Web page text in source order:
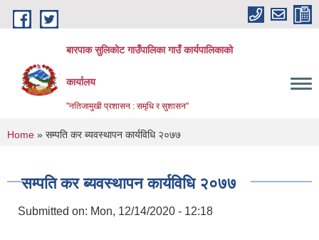
Skip to main content
बारपाक सुलिकोट गाउँपालिका गाउँ कार्यपालिकाको
कार्यालय
"नतिजामुखी प्रशासन : समृधि र सुशासन"
You are here
Home » सम्पति कर ब्यवस्थापन कार्यविधि २०७७
सम्पति कर ब्यवस्थापन कार्यविधि २०७७
Submitted on: Mon, 12/14/2020 - 12:18